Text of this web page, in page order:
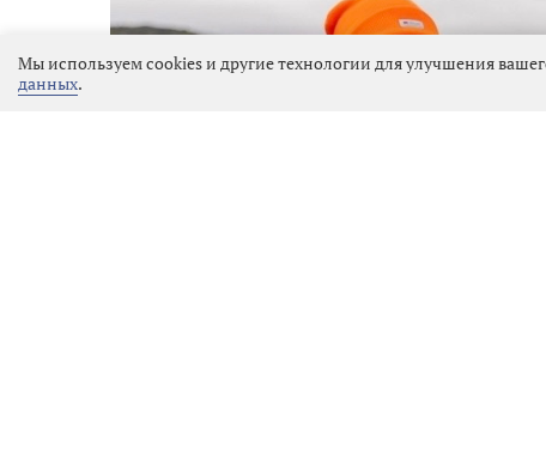
Мы используем cookies и другие технологии для улучшения
данных.